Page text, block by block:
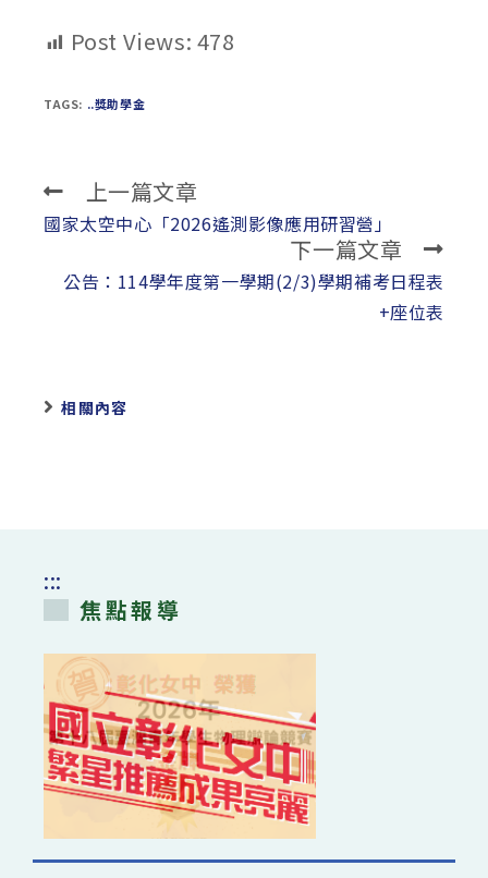
Post Views: 478
TAGS: ..獎助學金
Read
more
上一篇文章
國家太空中心「2026遙測影像應用研習營」
下一篇文章
公告：114學年度第一學期(2/3)學期補考日程表
+座位表
相關內容
:::
焦點報導